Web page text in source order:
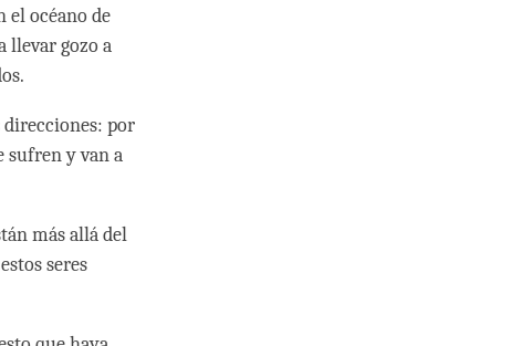
el océano de
llevar gozo a
direcciones: por
sufren y van a
más allá del
seres